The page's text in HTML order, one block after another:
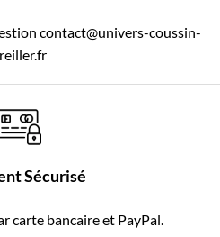
contact@univers-coussin-
Sécurisé
carte bancaire et PayPal.